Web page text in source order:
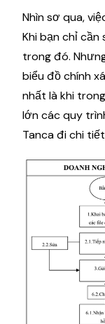
Nhìn sơ qua,
Khi bạn chỉ cần
trong đó.
biểu đồ chính
nhất là khi
lớn các quy
Tanca đi chi